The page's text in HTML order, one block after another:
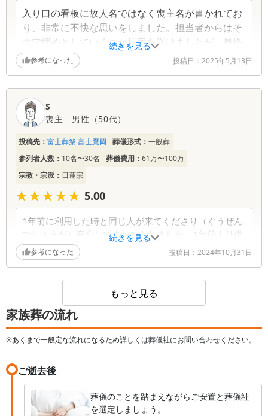
続きを見る
入り口の看板に故人名ではなく喪主名が書かれてお
り、非常に不快な思いをしました。担当者からはそ
の穴埋めとしていくつか提案を受けましたが、最終
的にその提案は撤回され、納得のいく解決には至り
ませんでした。私には反省の様子が見られなかった
ので、この葬儀社を誰かに勧めたいとは思いませ
ん。
参考になった 投稿日： 2025年5月13日
続きを見る
S
喪主
男性 （50代）
投稿先： 富士葬祭 富士鷹岡 葬儀形式： 一般葬
参列者人数： 10名〜30名 葬儀費用： 61万〜100万
宗教・宗派： 日蓮宗
★★★★★
★★★★★ 5.00
1年前に利用した時と同じ人が来てくださり（ぐうぜん
でしょうが）安心してまかせられました。1年前より供
花のまわりのボリュームが少なかった。
1年前より値上げがちょこちょこあった。物価高でしか
参考になった 投稿日： 2024年10月31日
もっと見る
家族葬の流れ
※あくまで一般定な流れになるため詳しくは葬儀社にお問い合わせください。
ご逝去後
葬儀のことを踏まえながらご安置と葬儀社
を選定しましょう。